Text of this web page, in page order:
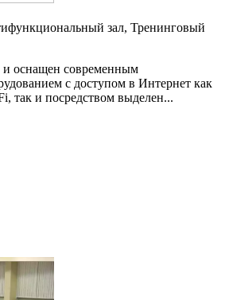
зал, Тренинговый
и оснащен современным
с доступом в Интернет как
так и посредством выделен...